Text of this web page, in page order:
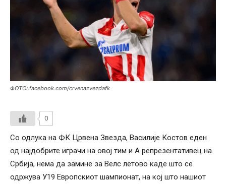
ФОТО:.facebook.com/crvenazvezdafk
0
Со одлука на ФК Црвена Звезда, Василије Костов еден
од најдобрите играчи на овој тим и А репрезентативец на
Србија, нема да замине за Велс летово каде што се
одржува У19 Европскиот шампионат, на кој што нашиот